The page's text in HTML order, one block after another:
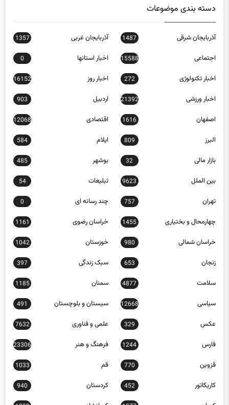
آذربایجان شرقی
اجتماعی 15588 اخبار استانها 0
اخبار تکنولوژی 272 اخبار روز 16152
اخبار ورزشی 21392 اردبیل 903
اصفهان 1616 اقتصادی 12068
البرز 809 ایلام 584
بازار مالی 32 بوشهر 485
بین الملل 9623 تبلیغات 54
تهران 757 چند رسانه ای 0
چهارمحال و بختیاری 1455 خراسان رضوی 1161
خراسان شمالی 980 خوزستان 1042
زنجان 653 سبک زندگی 397
سلامت 4877 سمنان 1185
سیاسی 12668 سیستان و بلوچستان 491
عکس 329 علمی و فناوری 7632
فارس 1244 فرهنگ و هنر 23306
قزوین 770 قم 1033
کاریکاتور 452 کردستان 940
کرمان 1877 کرمانشاه 1232